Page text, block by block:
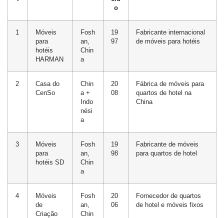
o
1
Móveis
para
hotéis
HARMAN
Fosh
an,
Chin
a
19
97
Fabricante internacional
de móveis para hotéis
2
Casa do
CenSo
Chin
a +
Indo
nési
a
20
08
Fábrica de móveis para
quartos de hotel na
China
3
Móveis
para
hotéis SD
Fosh
an,
Chin
a
19
98
Fabricante de móveis
para quartos de hotel
4
Móveis
de
Criação
Fosh
an,
Chin
20
06
Fornecedor de quartos
de hotel e móveis fixos